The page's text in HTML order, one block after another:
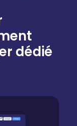
dédié